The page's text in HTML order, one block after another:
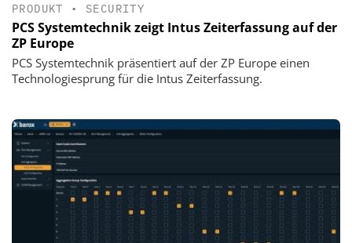
PRODUKT • SECURITY
PCS Systemtechnik zeigt Intus Zeiterfassung auf der
ZP Europe
PCS Systemtechnik präsentiert auf der ZP Europe einen
Technologiesprung für die Intus Zeiterfassung.